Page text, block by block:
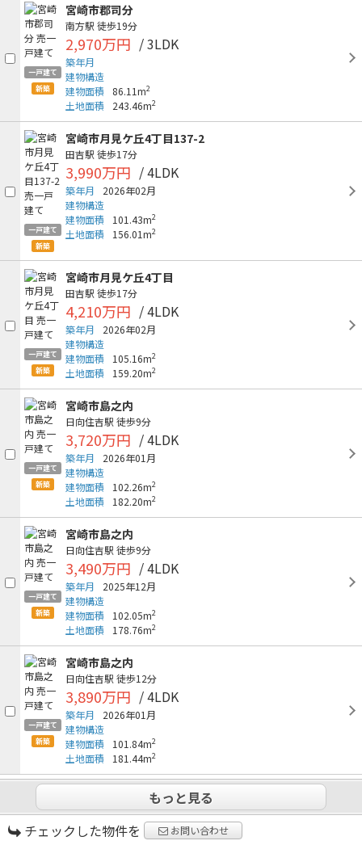
一戸建て
新築
宮崎市郡司分
南方駅 徒歩19分
2,970万円 / 3LDK
築年月
建物構造
建物面積
86.11m2
土地面積 243.46m2
一戸建て
新築
宮崎市月見ケ丘4丁目137-2
田吉駅 徒歩17分
3,990万円 / 4LDK
築年月
2026年02月
建物構造
建物面積
101.43m2
土地面積 156.01m2
一戸建て
新築
宮崎市月見ケ丘4丁目
田吉駅 徒歩17分
4,210万円 / 4LDK
築年月
2026年02月
建物構造
建物面積
105.16m2
土地面積 159.20m2
一戸建て
新築
宮崎市島之内
日向住吉駅 徒歩9分
3,720万円 / 4LDK
築年月
2026年01月
建物構造
建物面積
102.26m2
土地面積 182.20m2
一戸建て
新築
宮崎市島之内
日向住吉駅 徒歩9分
3,490万円 / 4LDK
築年月
2025年12月
建物構造
建物面積
102.05m2
土地面積 178.76m2
一戸建て
新築
宮崎市島之内
日向住吉駅 徒歩12分
3,890万円 / 4LDK
築年月
2026年01月
建物構造
建物面積
101.84m2
土地面積 181.44m2
もっと見る
チェックした物件を
お問い合わせ